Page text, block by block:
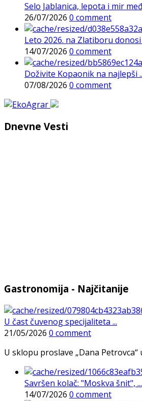
Selo Jablanica, lepota i mir
26/07/2026 0 comment
Leto 2026. na Zlatiboru donosi
14/07/2026 0 comment
Doživite Kopaonik na najlepši
07/08/2026 0 comment
Dnevne Vesti
Gastronomija - Najčitanije
U čast čuvenog specijaliteta ...
21/05/2026 0 comment
U sklopu proslave „Dana
Savršen kolač: "Moskva šnit", ...
14/07/2026 0 comment